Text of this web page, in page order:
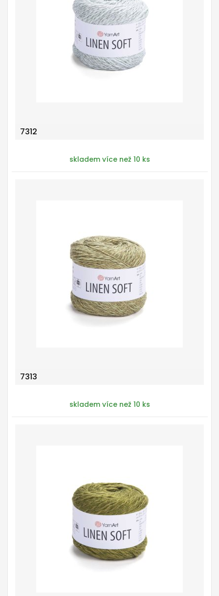
7312
skladem více než 10 ks
7313
skladem více než 10 ks